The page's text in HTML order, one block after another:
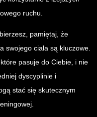
ruchu.
pamiętaj, że
swojego ciała są kluczowe.
pasuje do Ciebie, i nie
dyscyplinie i
stać się skutecznym